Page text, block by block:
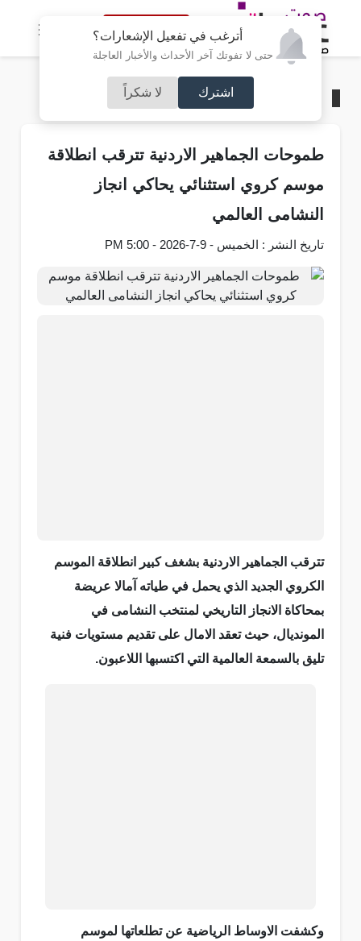
أترغب في تفعيل الإشعارات؟
حتى لا تفوتك آخر الأحداث والأخبار العاجلة
اشترك لا شكراً
النسخة الكاملة
رياضة
طموحات الجماهير الاردنية تترقب انطلاقة
موسم كروي استثنائي يحاكي انجاز
النشامى العالمي
تاريخ النشر : الخميس - 9-7-2026 - 5:00 PM
تترقب الجماهير الاردنية بشغف كبير انطلاقة الموسم
الكروي الجديد الذي يحمل في طياته آمالا عريضة
بمحاكاة الانجاز التاريخي لمنتخب النشامى في
المونديال، حيث تعقد الامال على تقديم مستويات فنية
تليق بالسمعة العالمية التي اكتسبها اللاعبون.
وكشفت الاوساط الرياضية عن تطلعاتها لموسم